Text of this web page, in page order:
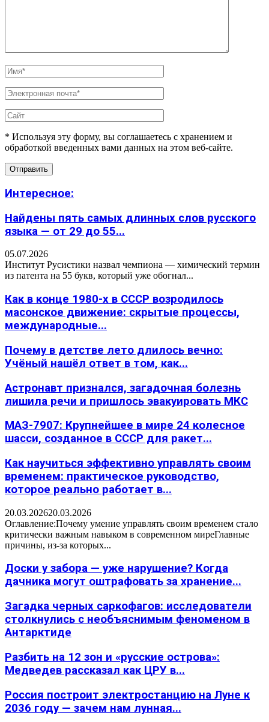
* Используя эту форму, вы соглашаетесь с хранением и
обработкой введенных вами данных на этом веб-сайте.
Интересное:
Найдены пять самых длинных слов русского
языка — от 29 до 55...
05.07.2026
Институт Русистики назвал чемпиона — химический термин
из патента на 55 букв, который уже обогнал...
Как в конце 1980-х в СССР возродилось
масонское движение: скрытые процессы,
международные...
Почему в детстве лето длилось вечно:
Учёный нашёл ответ в том, как...
Астронавт признался, загадочная болезнь
лишила речи и пришлось эвакуировать МКС
МАЗ-7907: Крупнейшее в мире 24 колесное
шасси, созданное в СССР для ракет...
Как научиться эффективно управлять своим
временем: практическое руководство,
которое реально работает в...
20.03.202620.03.2026
Оглавление:Почему умение управлять своим временем стало
критически важным навыком в современном миреГлавные
причины, из-за которых...
Доски у забора — уже нарушение? Когда
дачника могут оштрафовать за хранение...
Загадка черных саркофагов: исследователи
столкнулись с необъяснимым феноменом в
Антарктиде
Разбить на 12 зон и «русские острова»:
Медведев рассказал как ЦРУ в...
Россия построит электростанцию на Луне к
2036 году — зачем нам лунная...